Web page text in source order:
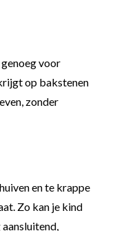
voor
op bakstenen
zonder
en te krappe
Zo kan je kind